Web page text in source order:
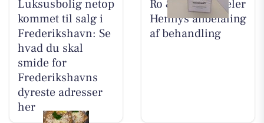
Luksusbolig netop
kommet til salg i
Frederikshavn: Se
hvad du skal
smide for
Frederikshavns
dyreste adresser
her
Ro & velvære deler
Hennys anbefaling
af behandling